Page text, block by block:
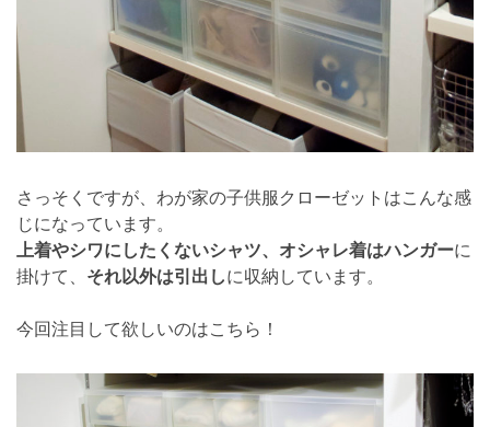
さっそくですが、わが家の子供服クローゼットはこんな感
じになっています。
上着やシワにしたくないシャツ、オシャレ着はハンガーに
掛けて、 それ以外は引出しに収納しています。
今回注目して欲しいのはこちら！